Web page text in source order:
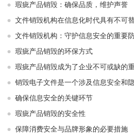
瑕疵产品销毁：确保品质，维护声誉
文件销毁机构在信息化时代具有不可
文件销毁机构：守护信息安全的重要
瑕疵产品销毁的环保方式
瑕疵产品销毁成为了企业不可或缺的
销毁电子文件是一个涉及信息安全和
确保信息安全的关键环节
瑕疵产品销毁的安全性
保障消费安全与品牌形象的必要措施